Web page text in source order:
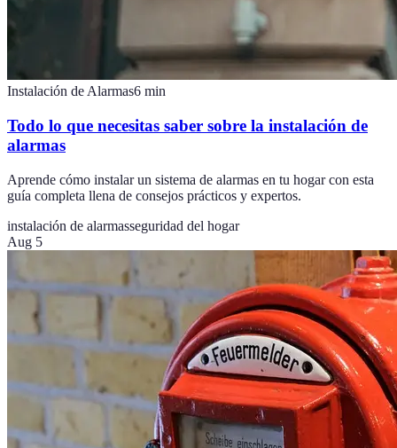
Instalación de Alarmas6 min
Todo lo que necesitas saber sobre la instalación de
alarmas
Aprende cómo instalar un sistema de alarmas en tu hogar con esta
guía completa llena de consejos prácticos y expertos.
instalación de alarmasseguridad del hogar
Aug 5